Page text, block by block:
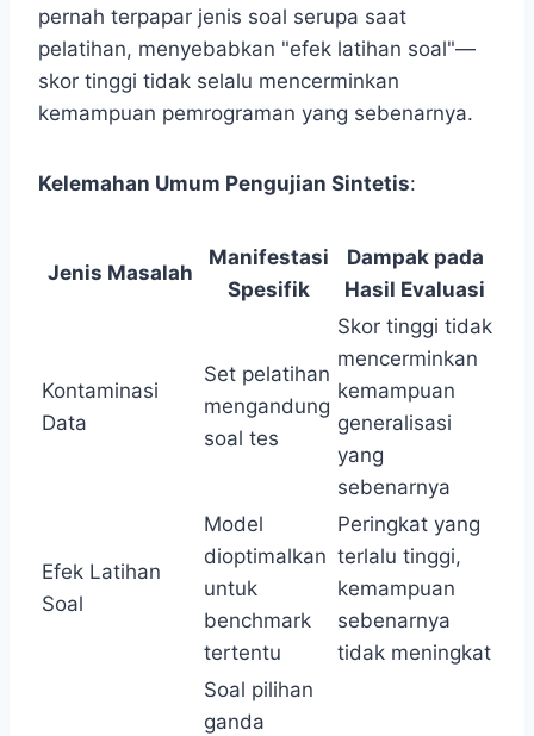
pernah terpapar jenis soal serupa saat
pelatihan, menyebabkan "efek latihan soal"—
skor tinggi tidak selalu mencerminkan
kemampuan pemrograman yang sebenarnya.
Kelemahan Umum Pengujian Sintetis:
Jenis Masalah
Manifestasi
Spesifik
Dampak pada
Hasil Evaluasi
Kontaminasi
Data
Set pelatihan
mengandung
soal tes
Skor tinggi tidak
mencerminkan
kemampuan
generalisasi
yang
sebenarnya
Efek Latihan
Soal
Model
dioptimalkan
untuk
benchmark
tertentu
Peringkat yang
terlalu tinggi,
kemampuan
sebenarnya
tidak meningkat
Soal pilihan
ganda